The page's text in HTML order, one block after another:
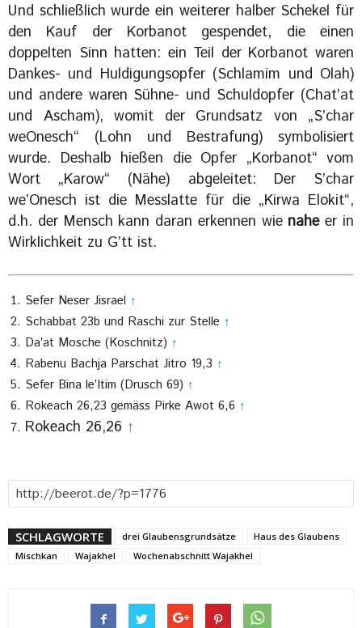
Und schließlich wurde ein weiterer halber Schekel für
den Kauf der Korbanot gespendet, die einen
doppelten Sinn hatten: ein Teil der Korbanot waren
Dankes- und Huldigungsopfer (Schlamim und Olah)
und andere waren Sühne- und Schuldopfer (Chat’at
und Ascham), womit der Grundsatz von „S’char
weOnesch“ (Lohn und Bestrafung) symbolisiert
wurde. Deshalb hießen die Opfer „Korbanot“ vom
Wort „Karow“ (Nähe) abgeleitet: Der S’char
we’Onesch ist die Messlatte für die „Kirwa Elokit“,
d.h. der Mensch kann daran erkennen wie naheer in
Wirklichkeit zu G’tt ist.
Sefer Neser Jisrael ↑
Schabbat 23b und Raschi zur Stelle ↑
Da’at Mosche (Koschnitz) ↑
Rabenu Bachja Parschat Jitro 19,3 ↑
Sefer Bina le’Itim (Drusch 69) ↑
Rokeach 26,23 gemäss Pirke Awot 6,6 ↑
Rokeach 26,26 ↑
SCHLAGWORTE drei Glaubensgrundsätze
Haus des Glaubens
Mischkan
Wajakhel Wochenabschnitt Wajakhel